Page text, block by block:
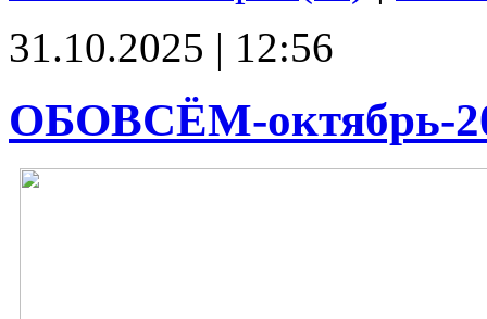
31.10.2025 | 12:56
ОБОВСЁМ-октябрь-